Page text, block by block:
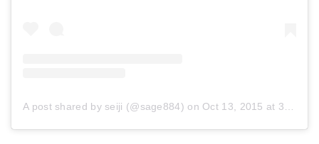
A post shared by seiji (@sage884) on Oct 13, 2015 at 3:13am PDT